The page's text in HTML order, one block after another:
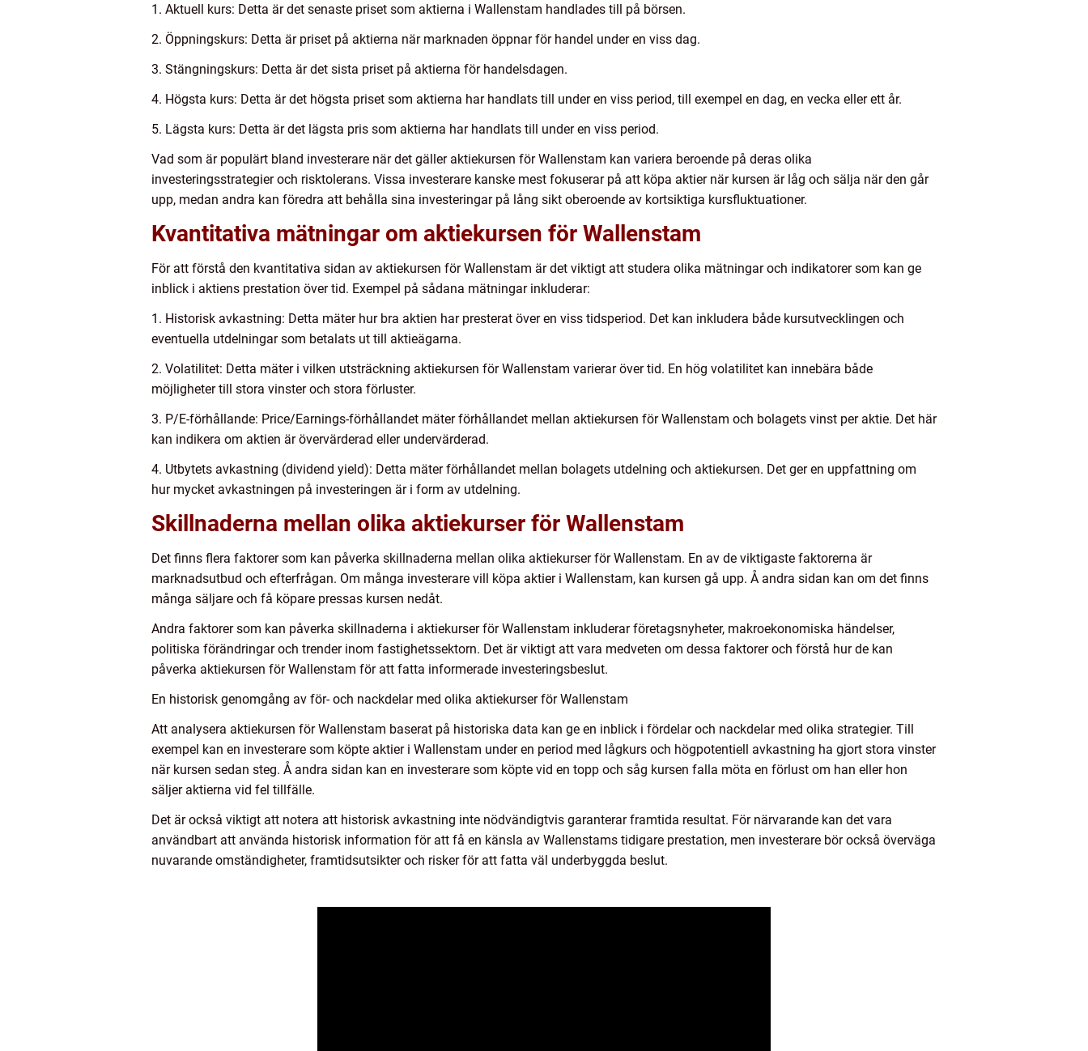
1. Aktuell kurs: Detta är det senaste priset som aktierna i Wallenstam handlades till på börsen.
2. Öppningskurs: Detta är priset på aktierna när marknaden öppnar för handel under en viss dag.
3. Stängningskurs: Detta är det sista priset på aktierna för handelsdagen.
4. Högsta kurs: Detta är det högsta priset som aktierna har handlats till under en viss period, till exempel en dag, en vecka eller ett år.
5. Lägsta kurs: Detta är det lägsta pris som aktierna har handlats till under en viss period.
Vad som är populärt bland investerare när det gäller aktiekursen för Wallenstam kan variera beroende på deras olika
investeringsstrategier och risktolerans. Vissa investerare kanske mest fokuserar på att köpa aktier när kursen är låg och sälja när den går
upp, medan andra kan föredra att behålla sina investeringar på lång sikt oberoende av kortsiktiga kursfluktuationer.
Kvantitativa mätningar om aktiekursen för Wallenstam
För att förstå den kvantitativa sidan av aktiekursen för Wallenstam är det viktigt att studera olika mätningar och indikatorer som kan ge
inblick i aktiens prestation över tid. Exempel på sådana mätningar inkluderar:
1. Historisk avkastning: Detta mäter hur bra aktien har presterat över en viss tidsperiod. Det kan inkludera både kursutvecklingen och
eventuella utdelningar som betalats ut till aktieägarna.
2. Volatilitet: Detta mäter i vilken utsträckning aktiekursen för Wallenstam varierar över tid. En hög volatilitet kan innebära både
möjligheter till stora vinster och stora förluster.
3. P/E-förhållande: Price/Earnings-förhållandet mäter förhållandet mellan aktiekursen för Wallenstam och bolagets vinst per aktie. Det här
kan indikera om aktien är övervärderad eller undervärderad.
4. Utbytets avkastning (dividend yield): Detta mäter förhållandet mellan bolagets utdelning och aktiekursen. Det ger en uppfattning om
hur mycket avkastningen på investeringen är i form av utdelning.
Skillnaderna mellan olika aktiekurser för Wallenstam
Det finns flera faktorer som kan påverka skillnaderna mellan olika aktiekurser för Wallenstam. En av de viktigaste faktorerna är
marknadsutbud och efterfrågan. Om många investerare vill köpa aktier i Wallenstam, kan kursen gå upp. Å andra sidan kan om det finns
många säljare och få köpare pressas kursen nedåt.
Andra faktorer som kan påverka skillnaderna i aktiekurser för Wallenstam inkluderar företagsnyheter, makroekonomiska händelser,
politiska förändringar och trender inom fastighetssektorn. Det är viktigt att vara medveten om dessa faktorer och förstå hur de kan
påverka aktiekursen för Wallenstam för att fatta informerade investeringsbeslut.
En historisk genomgång av för- och nackdelar med olika aktiekurser för Wallenstam
Att analysera aktiekursen för Wallenstam baserat på historiska data kan ge en inblick i fördelar och nackdelar med olika strategier. Till
exempel kan en investerare som köpte aktier i Wallenstam under en period med lågkurs och högpotentiell avkastning ha gjort stora vinster
när kursen sedan steg. Å andra sidan kan en investerare som köpte vid en topp och såg kursen falla möta en förlust om han eller hon
säljer aktierna vid fel tillfälle.
Det är också viktigt att notera att historisk avkastning inte nödvändigtvis garanterar framtida resultat. För närvarande kan det vara
användbart att använda historisk information för att få en känsla av Wallenstams tidigare prestation, men investerare bör också överväga
nuvarande omständigheter, framtidsutsikter och risker för att fatta väl underbyggda beslut.